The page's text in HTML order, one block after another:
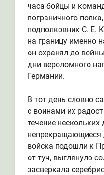
часа бойцы и
пограничного
подполковник С. Е.
на границу именно
он охранял до
дни вероломного
Германии.
В тот день словно
с воинами их
течение нескольких
непрекращающиеся
войска подошли к
от туч, выглянуло
засверкала